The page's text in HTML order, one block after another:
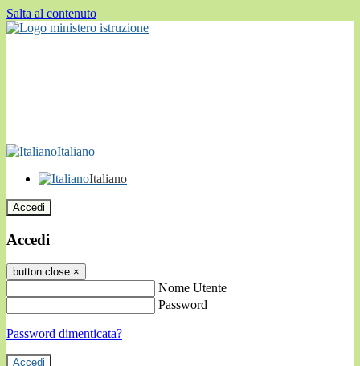
Salta al contenuto
Italiano
Italiano
Accedi
Accedi
button close ×
Nome Utente
Password
Password dimenticata?